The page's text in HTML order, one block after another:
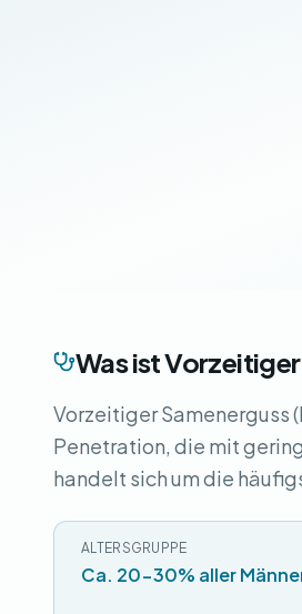
Was ist
Vorzeitiger Samenerguss
Penetration, die mit
handelt sich um die
ALTERSGRUPPE
Ca. 20-30% aller